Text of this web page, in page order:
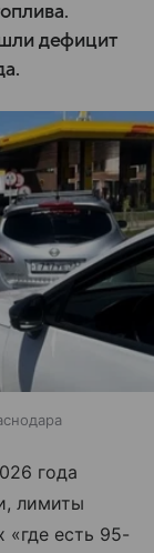
дефицит
года
лимиты
«где есть 95-